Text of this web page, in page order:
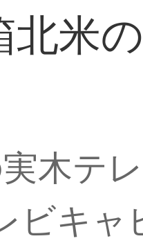
米
木テ
ビキャ